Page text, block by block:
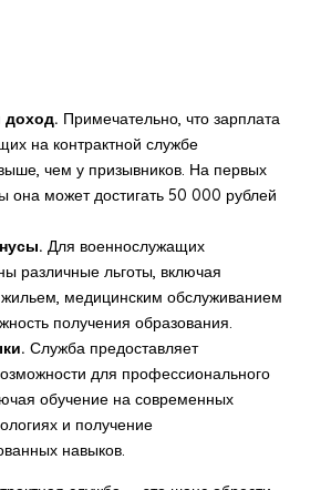
Примечательно, что зарплата
на контрактной службе
чем у призывников. На первых
она может достигать 50 000 рублей
Для военнослужащих
различные льготы, включая
медицинским обслуживанием
получения образования.
Служба предоставляет
для профессионального
обучение на современных
и получение
навыков.